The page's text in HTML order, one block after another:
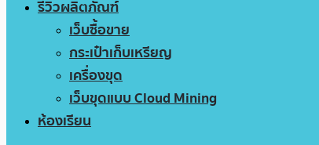
รีวิวผลิตภัณฑ์
เว็บซื้อขาย
กระเป๋าเก็บเหรียญ
เครื่องขุด
เว็บขุดแบบ Cloud Mining
ห้องเรียน